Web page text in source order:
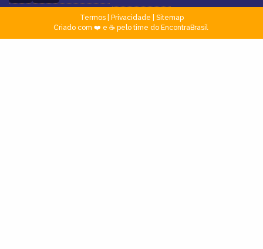
Termos| Privacidade
Sitemap
Criado com ❤️ e ☕ pelo time do EncontraBrasil